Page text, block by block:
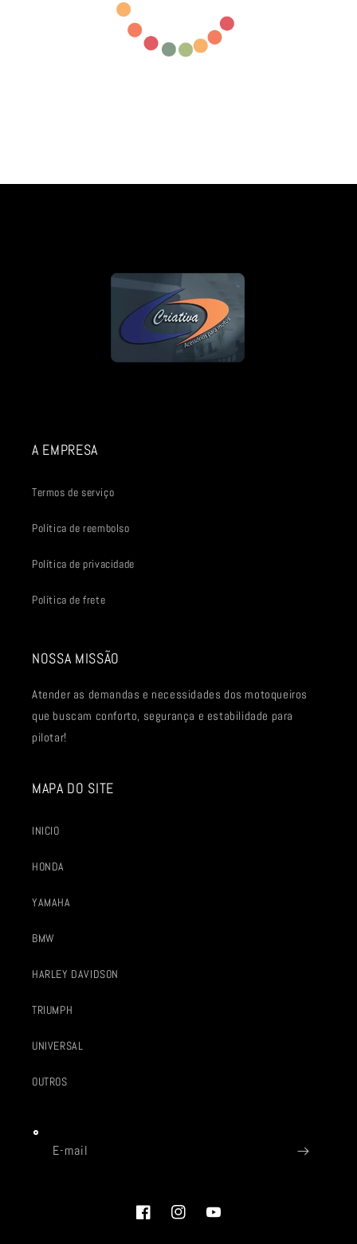
A EMPRESA
Termos de serviço
Política de reembolso
Política de privacidade
Política de frete
NOSSA MISSÃO
Atender as demandas e necessidades dos motoqueiros
que buscam conforto, segurança e estabilidade para
pilotar!
MAPA DO SITE
INICIO
HONDA
YAMAHA
BMW
HARLEY DAVIDSON
TRIUMPH
UNIVERSAL
OUTROS
E-mail
FacebookInstagramYouTube